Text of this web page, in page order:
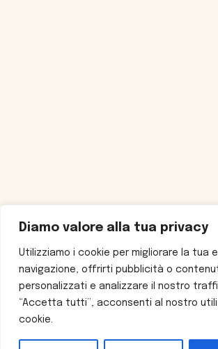
Diamo valore alla tua privacy
Utilizziamo i cookie per migliorare la tua
navigazione, offrirti pubblicità o
personalizzati e analizzare il nostro
“Accetta tutti”, acconsenti al nostro
cookie.